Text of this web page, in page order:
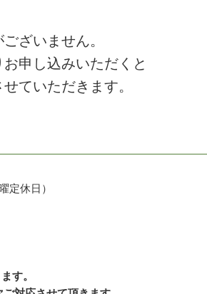
ざいません。
申し込みいただくと
ていただきます。
定休日）
す。